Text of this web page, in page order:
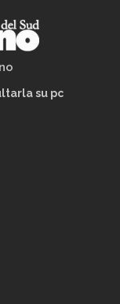
su pc